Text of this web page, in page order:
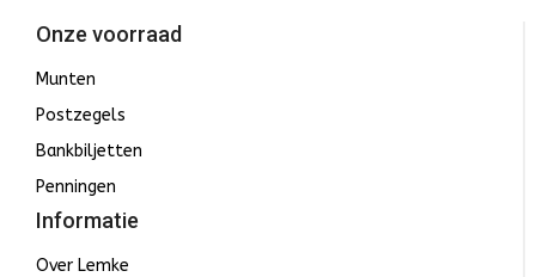
Onze voorraad
Munten
Postzegels
Bankbiljetten
Penningen
Informatie
Over Lemke